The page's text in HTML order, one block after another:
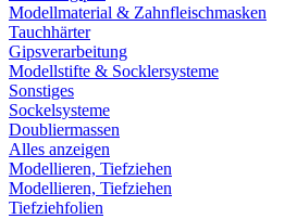
Modellmaterial & Zahnfleischmasken
Tauchhärter
Gipsverarbeitung
Modellstifte & Socklersysteme
Sonstiges
Sockelsysteme
Doubliermassen
Alles anzeigen
Modellieren, Tiefziehen
Modellieren, Tiefziehen
Tiefziehfolien